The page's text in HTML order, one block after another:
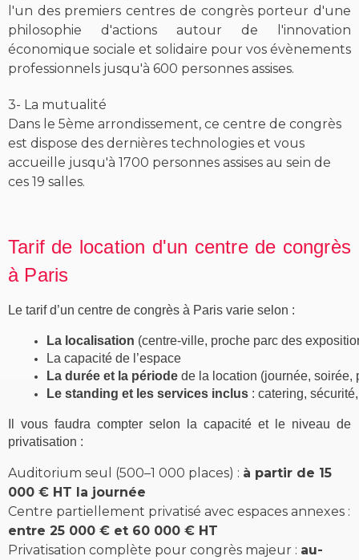
l'un des premiers centres de congrès porteur d'une
philosophie d'actions autour de l'innovation
économique sociale et solidaire pour vos évènements
professionnels jusqu'à 600 personnes assises.
3- La mutualité
Dans le 5ème arrondissement, ce centre de congrès
est dispose des dernières technologies et vous
accueille jusqu'à 1700 personnes assises au sein de
ces 19 salles.
Tarif de location d'un centre de congrès
à Paris
Le tarif d’un centre de congrès à Paris varie selon :
La localisation (centre-ville, proche parc des
La capacité de l’espace
La durée et la période de la location (journée,
Le standing et les services inclus : catering,
Il vous faudra compter selon la capacité et le niveau de
privatisation :
Auditorium seul (500–1 000 places) : à partir de 15
000 € HT la journée
Centre partiellement privatisé avec espaces annexes :
entre 25 000 € et 60 000 € HT
Privatisation complète pour congrès majeur : au-